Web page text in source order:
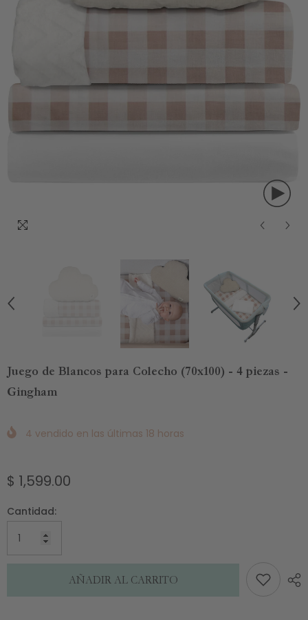
Juego de Blancos para Colecho (70x100) - 4 piezas -
Gingham
4 vendido en las últimas 18 horas
$ 1,599.00
Cantidad:
AÑADIR AL CARRITO